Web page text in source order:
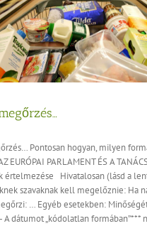
Pontosan hogyan, milyen
EURÓPAI PARLAMENT ÉS A
értelmezése Hivatalosan (lásd a
szavaknak kell megelőznie: Ha
… Egyéb esetekben:
A dátumot „kódolatlan formában”***